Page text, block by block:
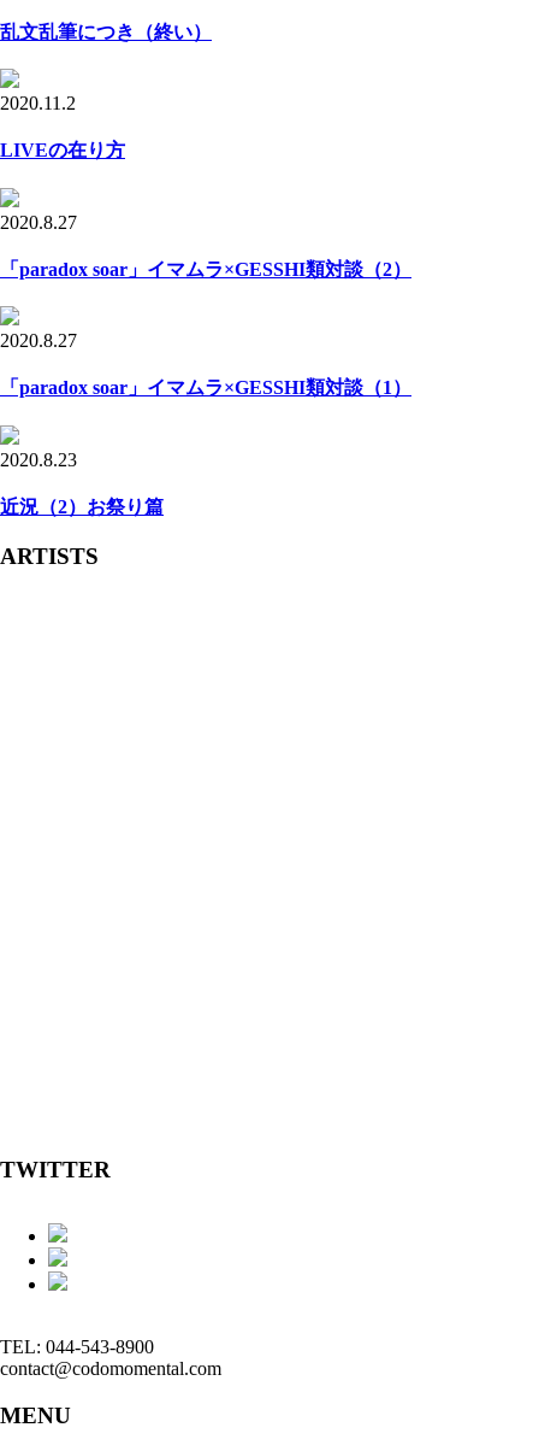
乱文乱筆につき（終い）
2020.11.2
LIVEの在り方
2020.8.27
「paradox soar」イマムラ×GESSHI類対談（2）
2020.8.27
「paradox soar」イマムラ×GESSHI類対談（1）
2020.8.23
近況（2）お祭り篇
ARTISTS
TWITTER
TEL: 044-543-8900
contact@codomomental.com
MENU